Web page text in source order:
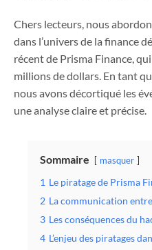
Chers lecteurs, nous
dans l’univers de la finance
récent de Prisma Finance,
millions de dollars. En tant
nous avons décortiqué les
une analyse claire et précise.
Sommaire masquer
1 Le piratage de Prisma
2 La communication
3 Les conséquences du
4 L’enjeu des piratages